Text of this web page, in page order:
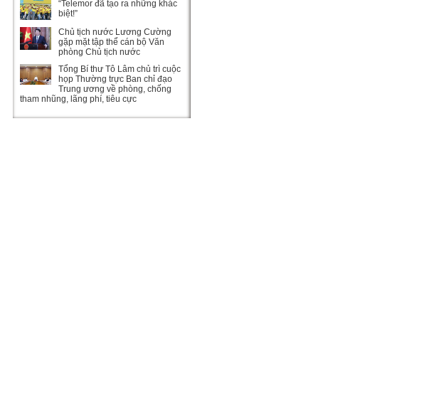
“Telemor đã tạo ra những khác
biệt!”
Chủ tịch nước Lương Cường
gặp mặt tập thể cán bộ Văn
phòng Chủ tịch nước
Tổng Bí thư Tô Lâm chủ trì cuộc
họp Thường trực Ban chỉ đạo
Trung ương về phòng, chống
tham nhũng, lãng phí, tiêu cực